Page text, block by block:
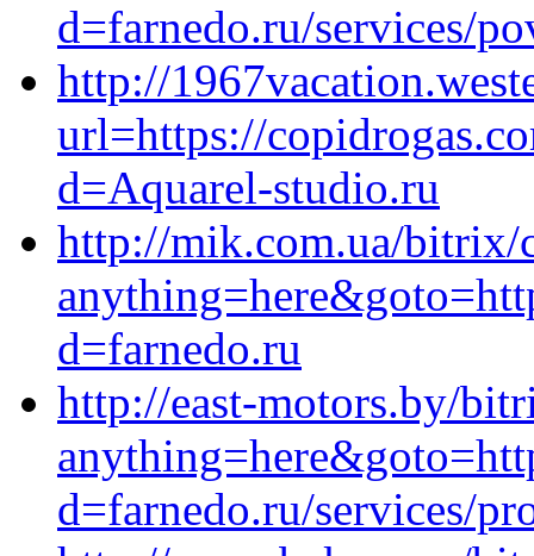
d=farnedo.ru/services/
http://
url=https://
d=Aquarel-studio.ru
http://mik.com.ua/bitrix/
d=farnedo.ru
http://east-motors.by/
d=farnedo.ru/services/